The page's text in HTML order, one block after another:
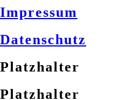
Impressum
Datenschutz
Platzhalter
Platzhalter